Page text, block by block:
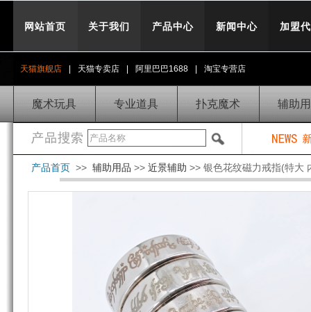
网站首页 关于我们 产品中心 新闻中心 加盟
天猫旗舰店 天猫专卖店 阿里巴巴1688 淘宝专营店
魔术玩具 专业道具 扑克魔术 辅助
产品首页 >> 辅助用品 >> 近景辅助 >> 银色花纹磁力戒指(特大